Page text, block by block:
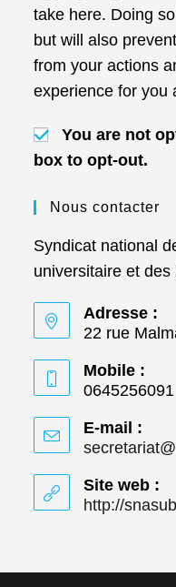
take here. Doing
but will also
from your actions
experience for you
You are not
box to opt-out.
Nous contacter
Syndicat national
universitaire et
Adresse :
22 rue
Mobile :
0645256091
E-mail :
Site web :
http://